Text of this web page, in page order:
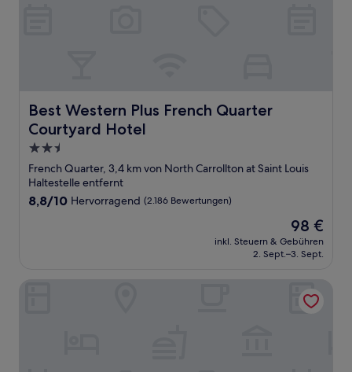
Best Western Plus French Quarter
Courtyard Hotel
Best Western Plus French Quarter Courtyard Hotel
2.5-
Sterne-
Unterkunft
French Quarter, 3,4 km von North Carrollton at Saint Louis
Haltestelle entfernt
8.8
8,8/10 Hervorragend (2.186 Bewertungen)
Der
Preis
beträgt
98 €
inkl. Steuern & Gebühren
2. Sept.–3. Sept.